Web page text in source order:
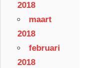
2018
maart
2018
februari
2018